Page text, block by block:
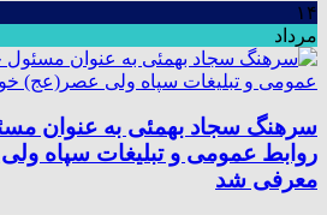
۱۴
مرداد
سرهنگ سجاد بهمئی به عنوان
روابط عمومی و تبلیغات سپاه
معرفی شد